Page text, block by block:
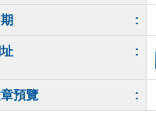
:
:
預覽 :